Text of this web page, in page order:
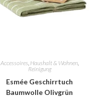
Accessoires Haushalt & Wohnen,
Reinigung
Esmée Geschirrtuch
Baumwolle Olivgrün